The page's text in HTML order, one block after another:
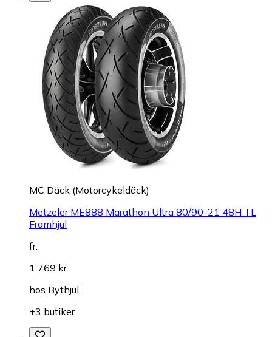
MC Däck (Motorcykeldäck)
Metzeler ME888 Marathon Ultra 80/90-21 48H TL
Framhjul
fr.
1 769 kr
hos Bythjul
+3 butiker